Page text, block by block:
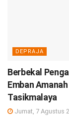
DEPRAJA
Berbekal
Emban
Tasikmalaya
Jumat, 7 Agustus